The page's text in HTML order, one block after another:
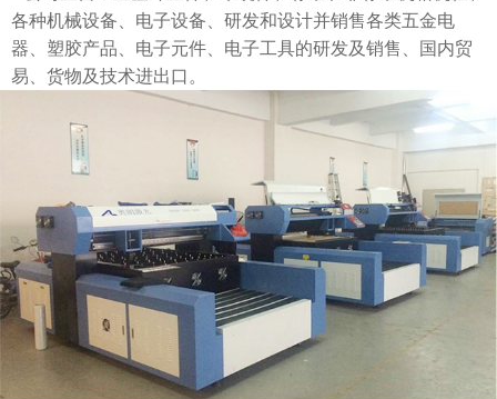
各种机械设备、电子设备、研发和设计并销售各类五金电
器、塑胶产品、电子元件、电子工具的研发及销售、国内贸
易、货物及技术进出口。